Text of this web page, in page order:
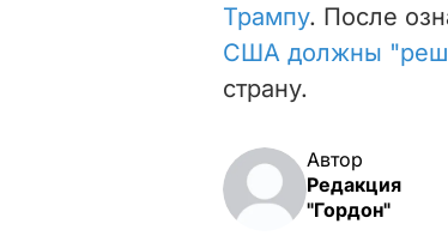
Трампу. После
США должны
страну.
Автор
Редакция
"Гордон"